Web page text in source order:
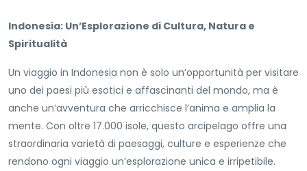
Indonesia: Un’Esplorazione di Cultura, Natura e
Spiritualità
Un viaggio in Indonesia non è solo un’opportunità per visitare
uno dei paesi più esotici e affascinanti del mondo, ma è
anche un’avventura che arricchisce l’anima e amplia la
mente. Con oltre 17.000 isole, questo arcipelago offre una
straordinaria varietà di paesaggi, culture e esperienze che
rendono ogni viaggio un’esplorazione unica e irripetibile.